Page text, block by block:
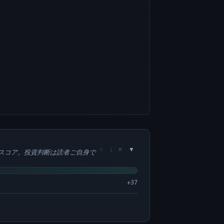
コア。投資判断は読者ご自身で ↑ ↓ ×
+37